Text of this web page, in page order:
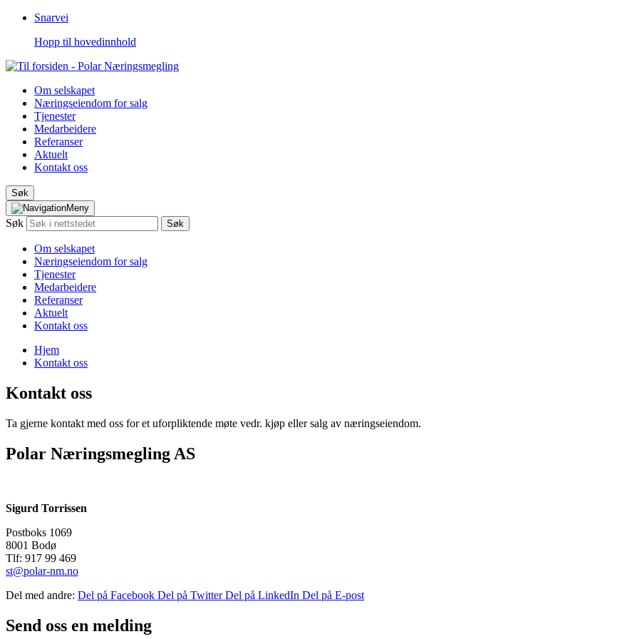
Snarvei
Hopp til hovedinnhold
Om selskapet
Næringseiendom for salg
Tjenester
Medarbeidere
Referanser
Aktuelt
Kontakt oss
Søk
Meny
Søk Søk
Om selskapet
Næringseiendom for salg
Tjenester
Medarbeidere
Referanser
Aktuelt
Kontakt oss
Hjem
Kontakt oss
Kontakt oss
Ta gjerne kontakt med oss for et uforpliktende møte vedr. kjøp eller salg av næringseiendom.
Polar Næringsmegling AS
Sigurd Torrissen
Postboks 1069
8001 Bodø
Tlf: 917 99 469
st@polar-nm.no
Del med andre: Del på Facebook Del på Twitter Del på LinkedIn Del på E-post
Send oss en melding